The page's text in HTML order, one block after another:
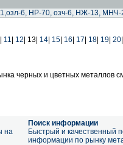
6, НР-70, озч-6, НЖ-13, МНЧ-
11 12 13| 14 15 16 17 18 19 20
черных и цветных металлов
на
Поиск информации
Быстрый и качественный
информации по рынку